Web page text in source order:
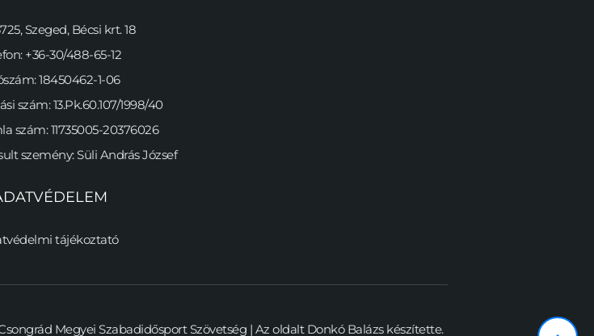
Szeged, Bécsi krt. 18
+36-30/488-65-12
18450462-1-06
szám: 13.Pk.60.107/1998/40
szám: 11735005-20376026
szemény: Süli András József
tájékoztató
Megyei Szabadidősport Szövetség | Az oldalt Donkó Balázs készítette.